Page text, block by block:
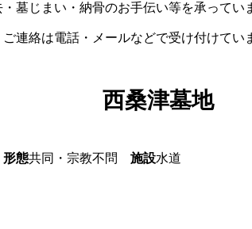
墓じまい・納骨のお手伝い等を承ってい
連絡は電話・メールなどで受け付けてい
西桑津墓地
形態共同・宗教不問 施設水道